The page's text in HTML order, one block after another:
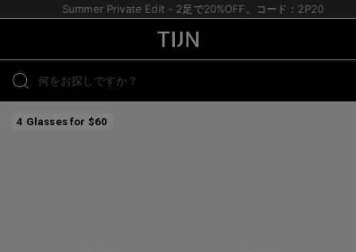
Summer Private Edit - 2足で20%OFF。コード：2P20
4 Glasses for $60